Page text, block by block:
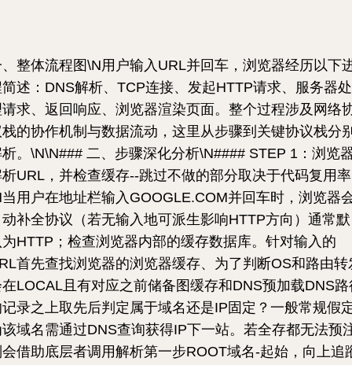
整体流程图\N用户输入URL并回车，浏览器经历以下
述：DNS解析、TCP连接、发起HTTP请求、服务器处
求、返回响应、浏览器渲染页面。整个过程涉及网络
的协作机制与数据流动，这里从步骤到关键协议栈分
。\N\N### 二、步骤深化分析\N#### STEP 1：浏览
URL，并检查缓存--跳过不做的部分取决于代码复用率
用户在地址栏输入GOOGLE.COM并回车时，浏览器
补全协议（若无输入地可派生影响HTTP方向）通常默
HTTP；检查浏览器内部的缓存数据库。针对输入的
首先查找浏览器的浏览器缓存、为了判断OS和路由转
LOCAL且有对应之前储备图缓存和DNS预加载DNS路
录之上取先后判定属于域名还是IP固定？一般常规假
域名需通过DNS查询获得IP下一站。若全存都无法预
借助底层者调用解析第一步ROOT域名-起始，向上追